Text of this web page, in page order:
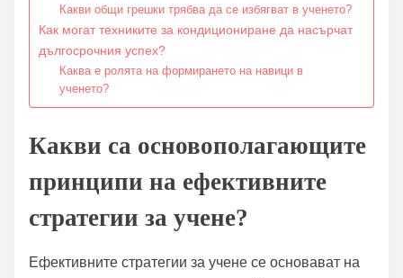
Какви общи грешки трябва да се избягват в ученето?
Как могат техниките за кондициониране да насърчат
дългосрочния успех?
Каква е ролята на формирането на навици в
ученето?
Какви са основополагающите
принципи на ефективните
стратегии за учене?
Ефективните стратегии за учене се основават на